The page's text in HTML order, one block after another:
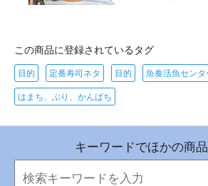
この商品に登録されているタグ
目的 定番寿司ネタ 目的 魚奏活魚センタ
はまち、ぶり、かんぱち
キーワードでほかの商